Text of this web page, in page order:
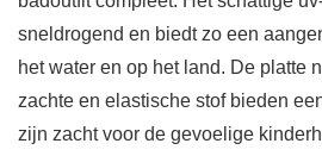
sneldrogend en biedt zo een
het water en op het land. De platte
zachte en elastische stof bieden
zijn zacht voor de gevoelige